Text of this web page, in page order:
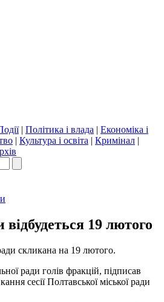
| Політика і влада | Економіка і
| Культура і освіта | Кримінал |
відбудеться 19 лютого
скликана на 19 лютого.
ради голів фракцій, підписав
сесії Полтавської міської ради